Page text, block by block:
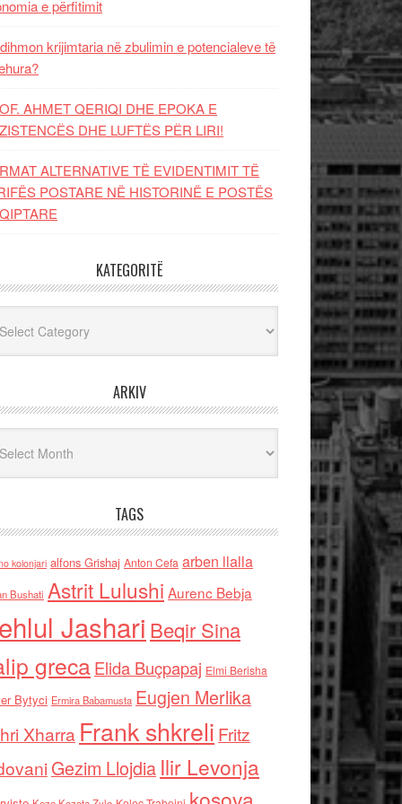
e përfitimit
krijimtaria në zbulimin e potencialeve të
AHMET QERIQI DHE EPOKA E
DHE LUFTЁS PЁR LIRI!
ALTERNATIVE TË EVIDENTIMIT TË
POSTARE NË HISTORINË E POSTËS
KATEGORITË
ARKIV
TAGS
kolonjari alfons Grishaj Anton Cefa arben llalla
Bushati Astrit Lulushi Aurenc Bebja
Jashari Beqir Sina
grecaElida Buçpapaj Elmi Berisha
Bytyci Ermira Babamusta Eugjen Merlika
Xharra Frank shkreli Fritz
Gezim Llojdia Ilir Levonja